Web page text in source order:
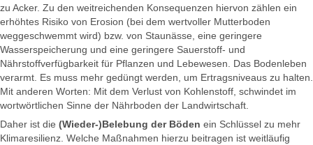
zu Acker. Zu den weitreichenden Konsequenzen hiervon zählen ein
erhöhtes Risiko von Erosion (bei dem wertvoller Mutterboden
weggeschwemmt wird) bzw. von Staunässe, eine geringere
Wasserspeicherung und eine geringere Sauerstoff- und
Nährstoffverfügbarkeit für Pflanzen und Lebewesen. Das Bodenleben
verarmt. Es muss mehr gedüngt werden, um Ertragsniveaus zu halten.
Mit anderen Worten: Mit dem Verlust von Kohlenstoff, schwindet im
wortwörtlichen Sinne der Nährboden der Landwirtschaft.
Daher ist die (Wieder-)Belebung der Böden ein Schlüssel zu mehr
Klimaresilienz. Welche Maßnahmen hierzu beitragen ist weitläufig